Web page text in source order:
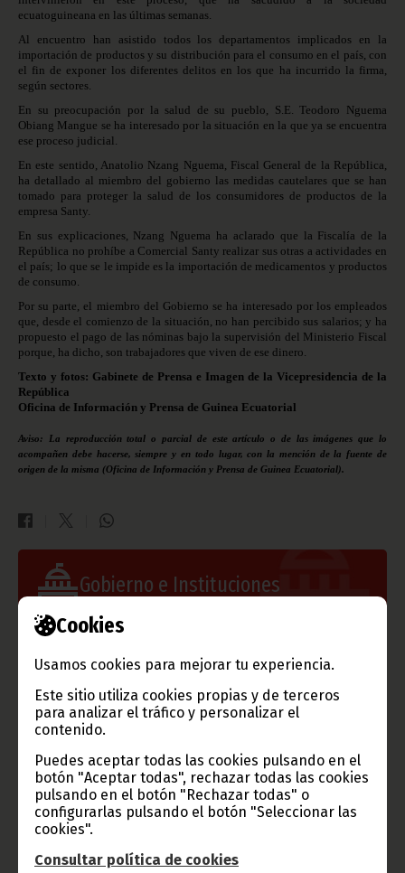
Cookies
Usamos cookies para mejorar tu experiencia.
Este sitio utiliza cookies propias y de terceros
para analizar el tráfico y personalizar el
contenido.
Puedes aceptar todas las cookies pulsando en el
botón "Aceptar todas", rechazar todas las cookies
pulsando en el botón "Rechazar todas" o
configurarlas pulsando el botón "Seleccionar las
cookies".
Consultar política de cookies
ecuatoguineana en las últimas semanas.
Al encuentro han asistido todos los departamentos implicados en la
importación de productos y su distribución para el consumo en el país, con
el fin de exponer los diferentes delitos en los que ha incurrido la firma,
según sectores.
En su preocupación por la salud de su pueblo, S.E. Teodoro Nguema
Obiang Mangue se ha interesado por la situación en la que ya se encuentra
ese proceso judicial.
En este sentido, Anatolio Nzang Nguema, Fiscal General de la República,
ha detallado al miembro del gobierno las medidas cautelares que se han
tomado para proteger la salud de los consumidores de productos de la
empresa Santy.
En sus explicaciones, Nzang Nguema ha aclarado que la Fiscalía de la
República no prohíbe a Comercial Santy realizar sus otras a actividades en
el país; lo que se le impide es la importación de medicamentos y productos
de consumo.
Por su parte, el miembro del Gobierno se ha interesado por los empleados
que, desde el comienzo de la situación, no han percibido sus salarios; y ha
propuesto el pago de las nóminas bajo la supervisión del Ministerio Fiscal
porque, ha dicho, son trabajadores que viven de ese dinero.
Texto y fotos: Gabinete de Prensa e Imagen de la Vicepresidencia de la
República
Oficina de Información y Prensa de Guinea Ecuatorial
Aviso: La reproducción total o parcial de este artículo o de las imágenes que lo
acompañen debe hacerse, siempre y en todo lugar, con la mención de la fuente de
origen de la misma (Oficina de Información y Prensa de Guinea Ecuatorial).
Gobierno e Instituciones
Información de Guinea Ecuatorial
TVGE
Radio Nacional de Guinea
Ecuatorial
Haz click aquí para escuchar ahora